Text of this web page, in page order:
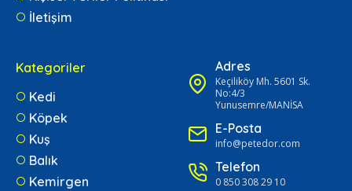
İletişim
Kategoriler
Kedi
Köpek
Kuş
Balık
Kemirgen
Adres
Keçiliköy Mh. 5601 Sk.
No:4/3
Yunusemre/MANİSA
E-Posta
info@petedor.com
Telefon
0 850 308 29 10